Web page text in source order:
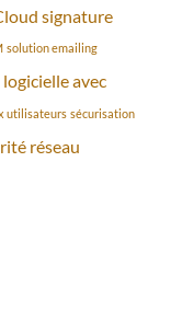
signature
solution emailing
avec
utilisateurs sécurisation
réseau